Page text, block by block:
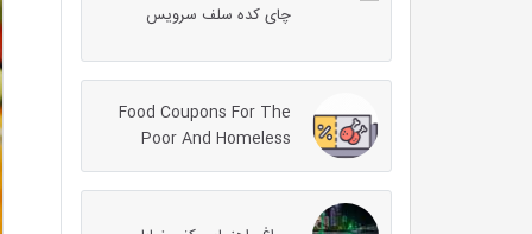
چای کده سلف سرویس
Food Coupons For The
Poor And Homeless